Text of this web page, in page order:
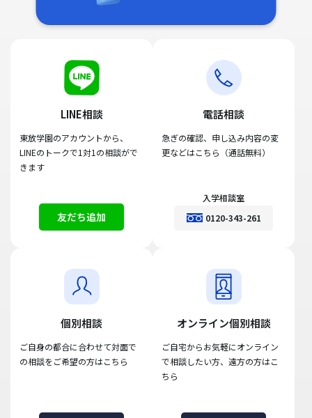
LINE相談
東放学園のアカウントから、
LINEのトークで1対1の相談がで
きます
友だち追加
電話相談
急ぎの確認、申し込み内容の変
更などはこちら（通話無料）
入学相談室
0120-343-261
個別相談
ご自身の都合に合わせて対面で
の相談をご希望の方はこちら
オンライン個別相談
ご自宅からお気軽にオンライン
で相談したい方、遠方の方はこ
ちら